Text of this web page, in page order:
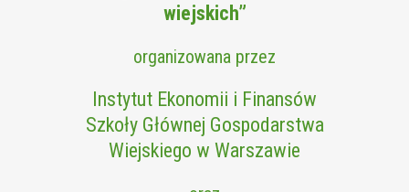
wiejskich”
organizowana przez
Instytut Ekonomii i Finansów
Szkoły Głównej Gospodarstwa
Wiejskiego w Warszawie